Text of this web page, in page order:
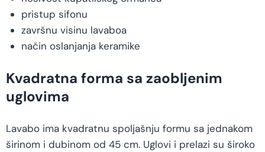
pristup sifonu
završnu visinu lavaboa
način oslanjanja keramike
Kvadratna forma sa zaobljenim
uglovima
Lavabo ima kvadratnu spoljašnju formu sa jednakom
širinom i dubinom od 45 cm. Uglovi i prelazi su široko